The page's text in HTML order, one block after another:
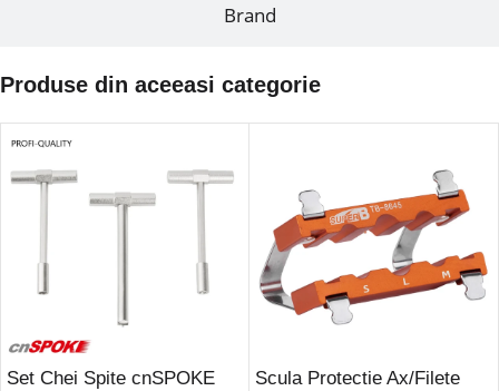
Brand
Produse din aceeasi categorie
Set Chei Spite cnSPOKE
Scula Protectie Ax/Filete